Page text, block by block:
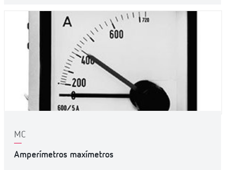
MC
Amperímetros maxímetros